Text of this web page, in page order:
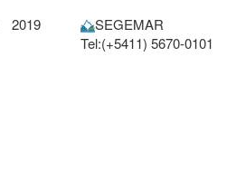
SEGEMAR
Tel:(+5411) 5670-0101